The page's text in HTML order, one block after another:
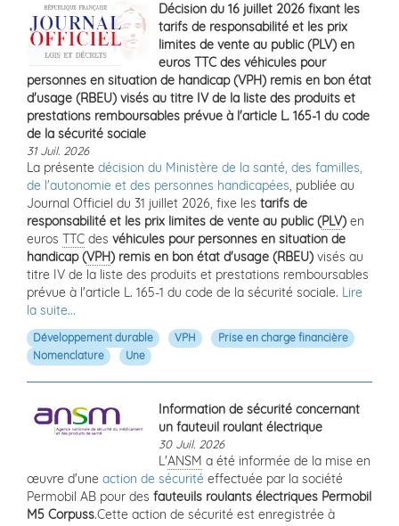
Décision du 16 juillet 2026 fixant les
tarifs de responsabilité et les prix
limites de vente au public (PLV) en
euros TTC des véhicules pour
personnes en situation de handicap (VPH) remis en bon état
d'usage (RBEU) visés au titre IV de la liste des produits et
prestations remboursables prévue à l'article L. 165-1 du code
de la sécurité sociale
31 Juil. 2026
La présente décision du Ministère de la santé, des familles,
de l'autonomie et des personnes handicapées, publiée au
Journal Officiel du 31 juillet 2026, fixe les tarifs de
responsabilité et les prix limites de vente au public (PLV) en
euros TTC des véhicules pour personnes en situation de
handicap (VPH) remis en bon état d'usage (RBEU) visés au
titre IV de la liste des produits et prestations remboursables
prévue à l'article L. 165-1 du code de la sécurité sociale. Lire
la suite...
Développement durable VPH
Prise en charge financière
Nomenclature
Une
Information de sécurité concernant
un fauteuil roulant électrique
30 Juil. 2026
L'ANSM a été informée de la mise en
œuvre d'une action de sécurité effectuée par la société
Permobil AB pour des fauteuils roulants électriques Permobil
M5 Corpuss.Cette action de sécurité est enregistrée à